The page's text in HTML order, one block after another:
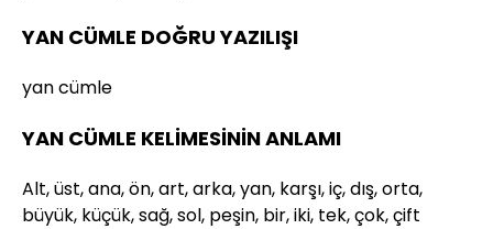
YAN CÜMLE DOĞRU YAZILIŞI
yan cümle
YAN CÜMLE KELİMESİNİN ANLAMI
Alt, üst, ana, ön, art, arka, yan, karşı, iç, dış, orta,
büyük, küçük, sağ, sol, peşin, bir, iki, tek, çok, çift